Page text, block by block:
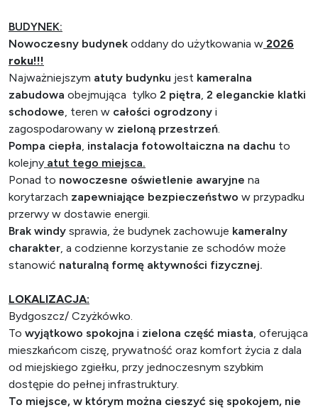
BUDYNEK:
Nowoczesny budynek oddany do użytkowania w 2026
roku!!!
Najważniejszym atuty budynku jest kameralna
zabudowa obejmująca tylko 2 piętra 2 eleganckie klatki
schodowe , teren w całości ogrodzony i
zagospodarowany w zieloną przestrzeń
Pompa ciepła instalacja fotowoltaiczna na dachu to
kolejny atut tego miejsca.
Ponad to nowoczesne oświetlenie awaryjne na
korytarzach zapewniające bezpieczeństwo w przypadku
przerwy w dostawie energii.
Brak windy sprawia, że budynek zachowuje kameralny
charakter , a codzienne korzystanie ze schodów może
stanowić naturalną formę aktywności fizycznej.
LOKALIZACJA:
Bydgoszcz/ Czyżkówko.
To wyjątkowo spokojna i zielona część miasta , oferująca
mieszkańcom ciszę, prywatność oraz komfort życia z dala
od miejskiego zgiełku, przy jednoczesnym szybkim
dostępie do pełnej infrastruktury.
To miejsce, w którym można cieszyć się spokojem, nie